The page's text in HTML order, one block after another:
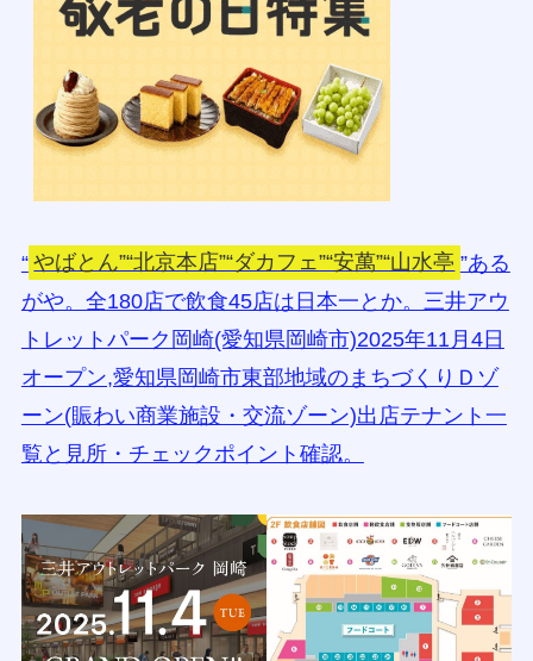
“ やばとん”“北京本店”“ダカフェ”“安萬”“山水亭 ”ある
がや。全180店で飲食45店は日本一とか。三井アウ
トレットパーク岡崎(愛知県岡崎市)2025年11月4日
オープン,愛知県岡崎市東部地域のまちづくりＤゾ
ーン(賑わい商業施設・交流ゾーン)出店テナント一
覧と見所・チェックポイント確認。